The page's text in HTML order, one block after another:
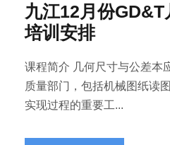
九江12月份
培训安排
课程简介 几何尺寸与公差本
质量部门，包括机械图纸读
实现过程的重要工...